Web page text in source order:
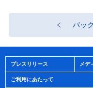
バッ
プレスリリース メデ
ご利用にあたって